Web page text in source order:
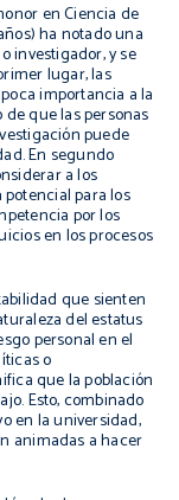
en Ciencia de
ha notado una
investigador, y se
lugar, las
importancia a la
que las personas
puede
En segundo
a los
para los
por los
en los procesos
que sienten
del estatus
personal en el
o
que la población
Esto, combinado
en la universidad,
animadas a hacer